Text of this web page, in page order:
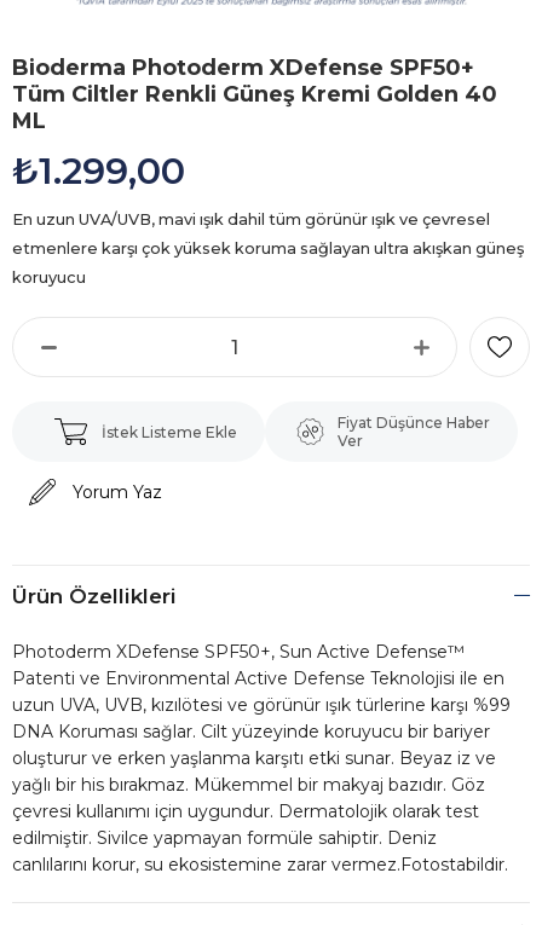
Bioderma Photoderm XDefense SPF50+
Tüm Ciltler Renkli Güneş Kremi Golden 40
ML
₺1.299,00
En uzun UVA/UVB, mavi ışık dahil tüm görünür ışık ve çevresel
etmenlere karşı çok yüksek koruma sağlayan ultra akışkan güneş
koruyucu
İstek Listeme Ekle
Fiyat Düşünce Haber
Ver
Yorum Yaz
Ürün Özellikleri
Photoderm XDefense SPF50+, Sun Active Defense™
Patenti ve Environmental Active Defense Teknolojisi ile en
uzun UVA, UVB, kızılötesi ve görünür ışık türlerine karşı %99
DNA Koruması sağlar. Cilt yüzeyinde koruyucu bir bariyer
oluşturur ve erken yaşlanma karşıtı etki sunar. Beyaz iz ve
yağlı bir his bırakmaz. Mükemmel bir makyaj bazıdır. Göz
çevresi kullanımı için uygundur. Dermatolojik olarak test
edilmiştir. Sivilce yapmayan formüle sahiptir. Deniz
canlılarını korur, su ekosistemine zarar vermez.Fotostabildir.